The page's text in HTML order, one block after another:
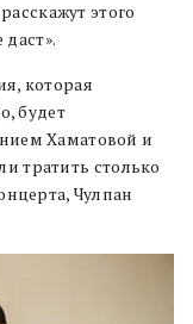
этого
которая
будет
Хаматовой и
тратить столько
Чулпан